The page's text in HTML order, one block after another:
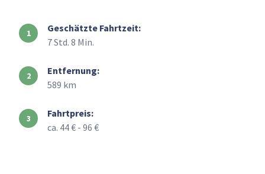
Geschätzte Fahrtzeit:
7 Std. 8 Min.
Entfernung:
589 km
Fahrtpreis:
ca. 44 € - 96 €